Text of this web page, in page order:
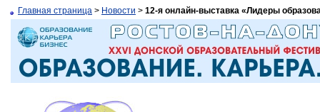
Главная страница > Новости > 12-я онлайн-выставка «Лидеры